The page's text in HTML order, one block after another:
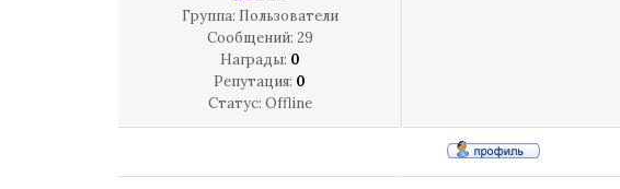
Группа: Пользователи
Сообщений: 29
Награды: 0
Репутация: 0
Статус: Offline